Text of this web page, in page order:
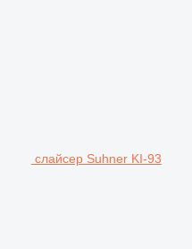
слайсер Suhner KI-93